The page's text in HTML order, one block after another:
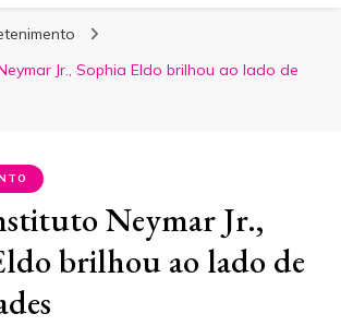
Jr., Sophia Eldo brilhou ao lado de
Neymar Jr.,
brilhou ao lado de